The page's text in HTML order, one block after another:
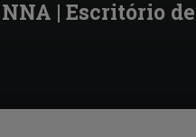
NNA | Escritório